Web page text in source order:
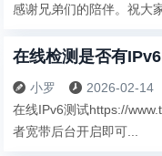
感谢兄弟们的陪伴。祝大
在线检测是否有
 小罗  2026-02-14
在线IPv6测试https://
者宽带后台开启即可...